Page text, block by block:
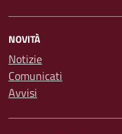
NOVITÀ
Notizie
Comunicati
Avvisi